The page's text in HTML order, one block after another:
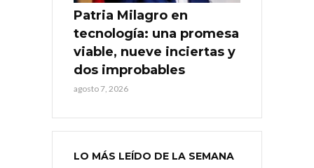
Patria Milagro en
tecnología: una promesa
viable, nueve inciertas y
dos improbables
agosto 7, 2026
LO MÁS LEÍDO DE LA SEMANA